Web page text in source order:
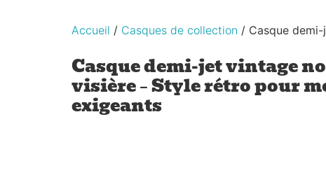
Accueil / Casques de collection / Casque
Casque demi-jet vintage
visière – Style rétro pour
exigeants